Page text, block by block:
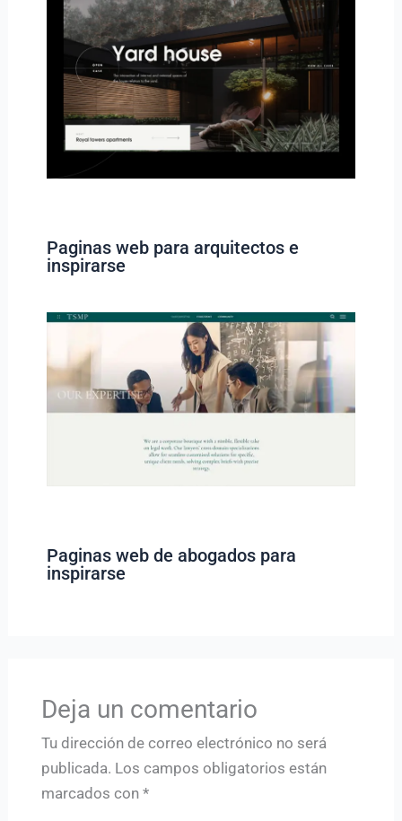
Paginas web para arquitectos e
inspirarse
Paginas web de abogados para
inspirarse
Deja un comentario
Tu dirección de correo electrónico no será
publicada. Los campos obligatorios están
marcados con *